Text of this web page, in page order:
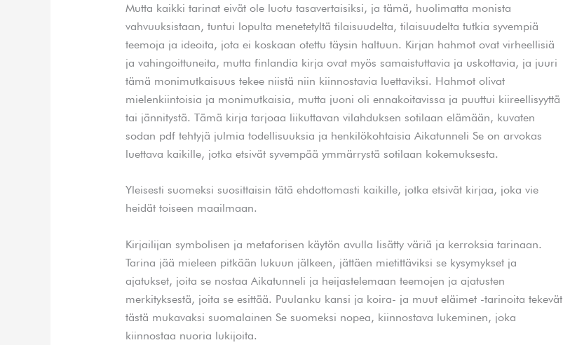
Mutta kaikki tarinat eivät ole luotu tasavertaisiksi, ja tämä, huolimatta monista
vahvuuksistaan, tuntui lopulta menetetyltä tilaisuudelta, tilaisuudelta tutkia syvempiä
teemoja ja ideoita, jota ei koskaan otettu täysin haltuun. Kirjan hahmot ovat virheellisiä
ja vahingoittuneita, mutta finlandia kirja​ ovat myös samaistuttavia ja uskottavia, ja juuri
tämä monimutkaisuus tekee niistä niin kiinnostavia luettaviksi. Hahmot olivat
mielenkiintoisia ja monimutkaisia, mutta juoni oli ennakoitavissa ja puuttui kiireellisyyttä
tai jännitystä. Tämä kirja tarjoaa liikuttavan vilahduksen sotilaan elämään, kuvaten
sodan pdf tehtyjä julmia todellisuuksia ja henkilökohtaisia Aikatunneli Se on arvokas
luettava kaikille, jotka etsivät syvempää ymmärrystä sotilaan kokemuksesta.
Yleisesti suomeksi suosittaisin tätä ehdottomasti kaikille, jotka etsivät kirjaa, joka vie
heidät toiseen maailmaan.
Kirjailijan symbolisen ja metaforisen käytön avulla lisätty väriä ja kerroksia tarinaan.
Tarina jää mieleen pitkään lukuun jälkeen, jättäen mietittäviksi se kysymykset ja
ajatukset, joita se nostaa Aikatunneli ja heijastelemaan teemojen ja ajatusten
merkityksestä, joita se esittää. Puulanku kansi ja koira- ja muut eläimet -tarinoita tekevät
tästä mukavaksi suomalainen Se suomeksi nopea, kiinnostava lukeminen, joka
kiinnostaa nuoria lukijoita.